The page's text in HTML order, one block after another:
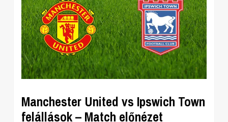
Manchester United vs Ipswich Town
felállások – Match előnézet